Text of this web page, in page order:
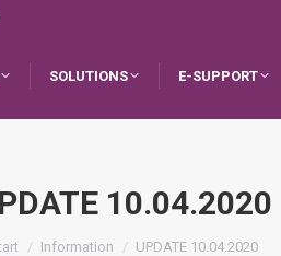
SOLUTIONS E-SUPPORT
10.04.2020
befinden sich hier:
Information UPDATE 10.04.2020